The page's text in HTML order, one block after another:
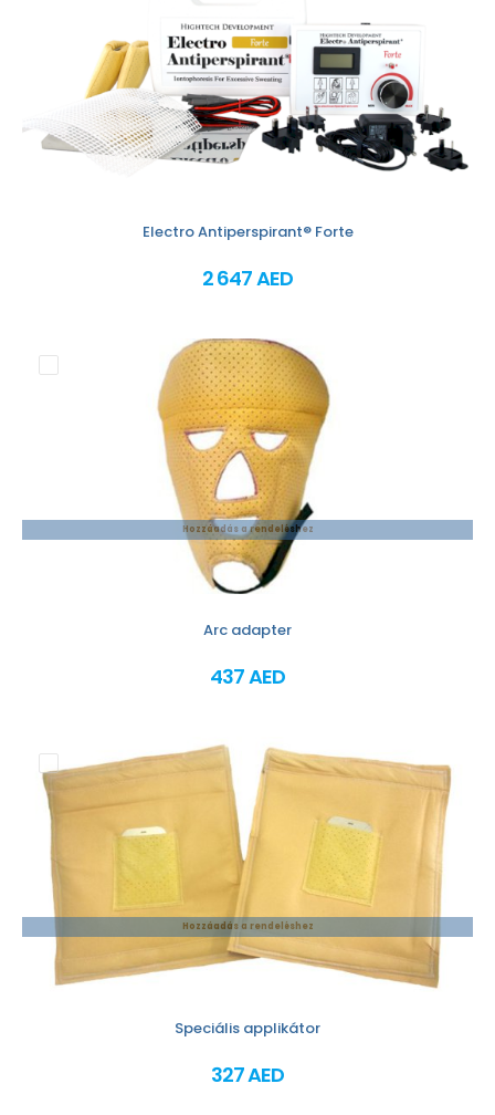
Electro Antiperspirant® Forte
2 647 AED
Hozzáadás a rendeléshez
Arc adapter
437 AED
Hozzáadás a rendeléshez
Speciális applikátor
327 AED